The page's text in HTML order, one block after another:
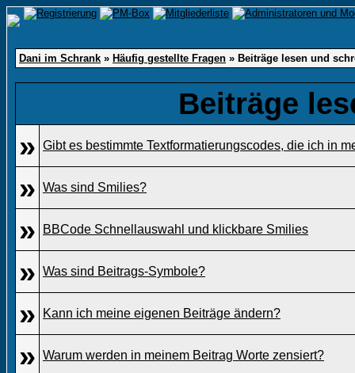
Dani im Schrank » Häufig gestellte Fragen » Beiträge lesen und
Beiträge
» Gibt es bestimmte Textformatierungscodes, die ich in
» Was sind Smilies?
» BBCode Schnellauswahl und klickbare Smilies
» Was sind Beitrags-Symbole?
» Kann ich meine eigenen Beiträge ändern?
» Warum werden in meinem Beitrag Worte zensiert?